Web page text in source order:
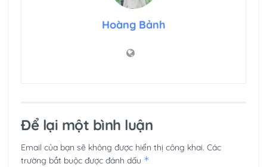
Hoàng Bảnh
Để lại một bình luận
Email của bạn sẽ không được hiển thị công khai. Các
trường bắt buộc được đánh dấu *